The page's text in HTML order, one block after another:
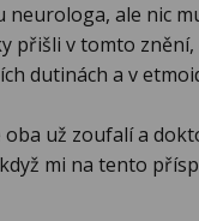
neurologa, ale nic
přišli v tomto
dutinách a v
oba už zoufalí a
mi na tento